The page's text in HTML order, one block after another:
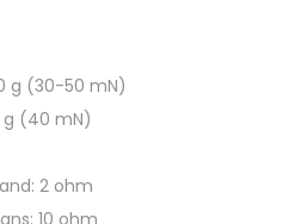
g (30-50 mN)
g (40 mN)
2 ohm